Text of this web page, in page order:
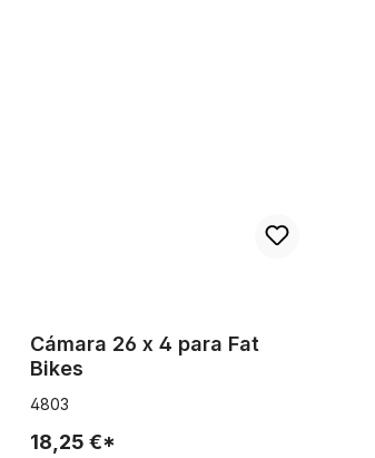
Cámara 26 x 4 para Fat
Bikes
4803
18,25 €*